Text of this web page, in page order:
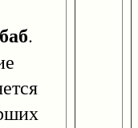
баб.